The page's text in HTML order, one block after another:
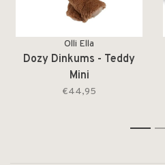
Olli Ella
Dozy Dinkums - Teddy
Mini
€44,95
1